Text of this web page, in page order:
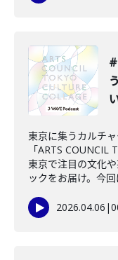
東京に集うカルチ
「ARTS COUNCIL
東京で注目の文化
ックをお届け。今回
2026.04.06 |